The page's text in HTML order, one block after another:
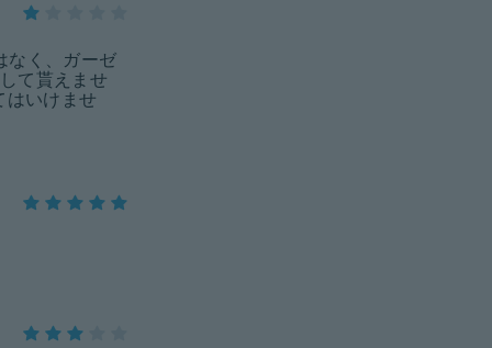
なく、ガーゼ
て貰えませ
いけませ